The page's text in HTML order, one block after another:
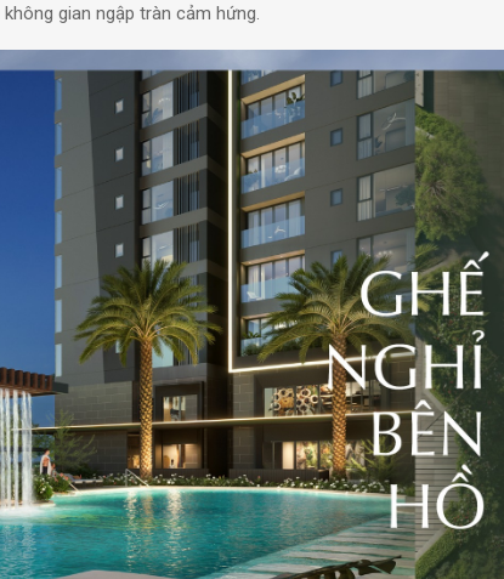
gian ngập tràn cảm hứng.